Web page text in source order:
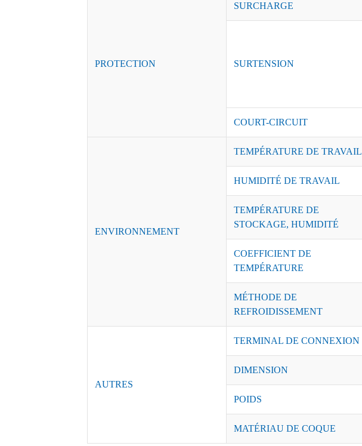
PROTECTION
SURCHARGE
SURTENSION
COURT-CIRCUIT
ENVIRONNEMENT
TEMPÉRATURE DE TRAVAIL
HUMIDITÉ DE TRAVAIL
TEMPÉRATURE DE
STOCKAGE, HUMIDITÉ
COEFFICIENT DE
TEMPÉRATURE
MÉTHODE DE
REFROIDISSEMENT
AUTRES
TERMINAL DE CONNEXION
DIMENSION
POIDS
MATÉRIAU DE COQUE